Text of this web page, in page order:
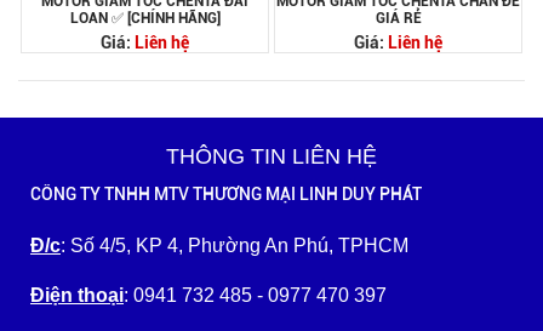
LOAN ✅ [CHÍNH HÃNG]
Giá: Liên hệ
GIÁ RẺ
Giá: Liên hệ
THÔNG TIN LIÊN HỆ
CÔNG TY TNHH MTV THƯƠNG MẠI LINH DUY PHÁT
Đ/c: Số 4/5, KP 4, Phường An Phú, TPHCM
Điện thoại: 0941 732 485 - 0977 470 397